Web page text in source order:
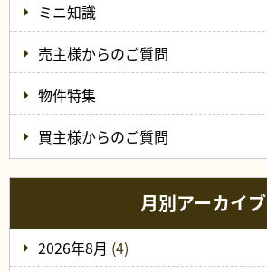
ミニ知識
売主様からのご質問
物件特集
買主様からのご質問
月別アーカイブ
2026年8月 (4)